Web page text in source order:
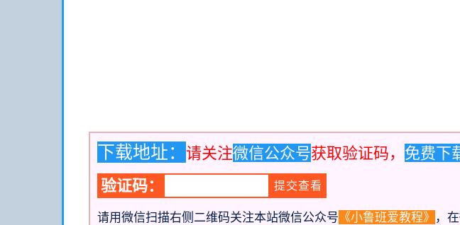
下载地址： 请关注微信公众号获取验证码， 免费下
验证码：
请用微信扫描右侧二维码关注本站微信公众号 《小鲁班爱教程》 ，